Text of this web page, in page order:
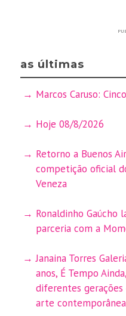
as últimas
Marcos Caruso:
Hoje 08/8/2026
Retorno a Buenos
competição oficial
Veneza
Ronaldinho Gaúcho
parceria com a
Janaina Torres
anos, É Tempo
diferentes
arte